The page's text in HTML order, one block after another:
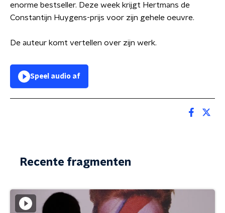
enorme bestseller. Deze week krijgt Hertmans de
Constantijn Huygens-prijs voor zijn gehele oeuvre.
De auteur komt vertellen over zijn werk.
Speel audio af
Recente fragmenten